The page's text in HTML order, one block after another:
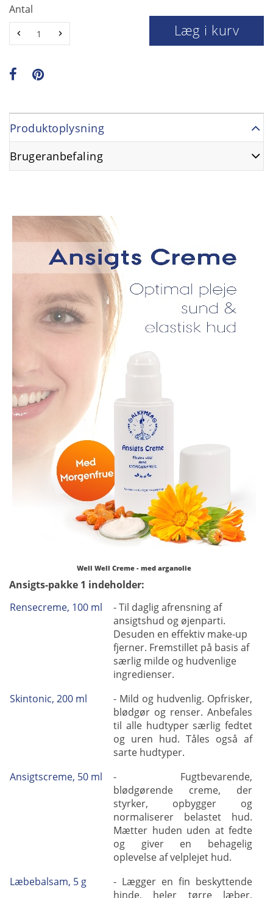
Antal
Læg i kurv
Produktoplysning
Brugeranbefaling
Well Well Creme - med arganolie
Ansigts-pakke 1 indeholder:
Rensecreme, 100 ml
- Til daglig afrensning af
ansigtshud og øjenparti.
Desuden en effektiv make-up
fjerner. Fremstillet på basis af
særlig milde og hudvenlige
ingredienser.
Skintonic, 200 ml
- Mild og hudvenlig. Opfrisker,
blødgør og renser. Anbefales
til alle hudtyper særlig fedtet
og uren hud. Tåles også af
sarte hudtyper.
Ansigtscreme, 50 ml
- Fugtbevarende,
blødgørende creme, der
styrker, opbygger og
normaliserer belastet hud.
Mætter huden uden at fedte
og giver en behagelig
oplevelse af velplejet hud.
Læbebalsam, 5 g
- Lægger en fin beskyttende
hinde, heler tørre læber,